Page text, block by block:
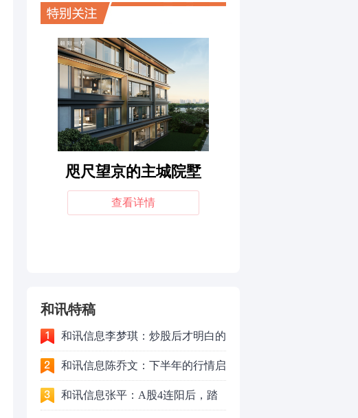
和讯特稿
和讯信息李梦琪：炒股后才明白的
九个人生道理
和讯信息陈乔文：下半年的行情启
动了
和讯信息张平：A股4连阳后，踏